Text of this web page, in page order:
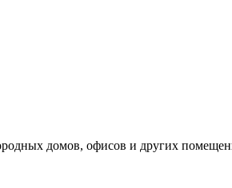
домов, офисов и других